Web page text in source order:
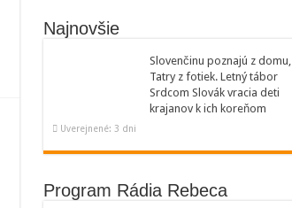
Najnovšie
Slovenčinu poznajú z domu,
Tatry z fotiek. Letný tábor
Srdcom Slovák vracia deti
krajanov k ich koreňom
Uverejnené: 3 dni
Program Rádia Rebeca